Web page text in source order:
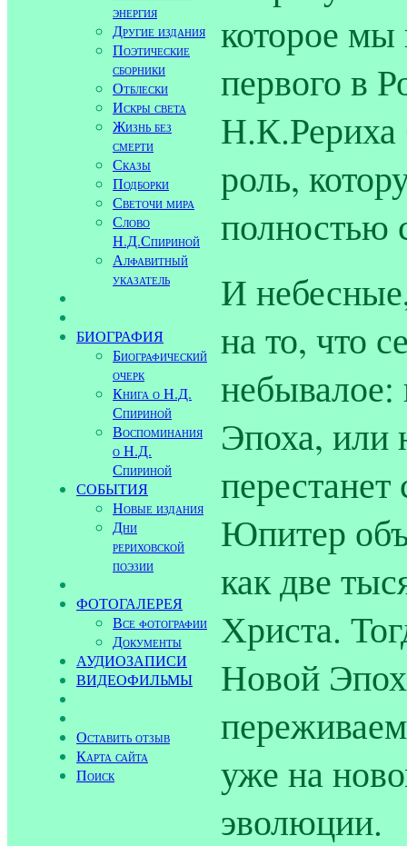
энергия
Другие издания
Поэтические
сборники
Отблески
Искры света
Жизнь без
смерти
Сказы
Подборки
Светочи мира
Слово
Н.Д.Спириной
Алфавитный
указатель
БИОГРАФИЯ
Биографический
очерк
Книга о Н.Д.
Спириной
Воспоминания
о Н.Д.
Спириной
СОБЫТИЯ
Новые издания
Дни
рериховской
поэзии
ФОТОГАЛЕРЕЯ
Все фотографии
Документы
АУДИОЗАПИСИ
ВИДЕОФИЛЬМЫ
Оставить отзыв
Карта сайта
Поиск
которое мы
первого в
Н.К.Рериха
роль,
полностью
И
на то, что
небывалое:
Эпоха, или
Юпитер
как две
Христа.
Новой
уже на
эволюции.